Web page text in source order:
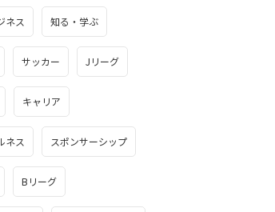
ネス 知る・学ぶ
サッカー Jリーグ
キャリア
ネス スポンサーシップ
Bリーグ